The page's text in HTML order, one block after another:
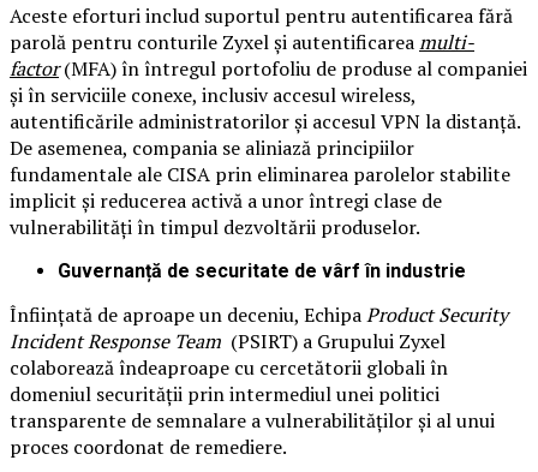
Aceste eforturi includ suportul pentru autentificarea fără
parolă pentru conturile Zyxel și autentificareamulti-
factor(MFA) în întregul portofoliu de produse al companiei
și în serviciile conexe, inclusiv accesul wireless,
autentificările administratorilor și accesul VPN la distanță.
De asemenea, compania se aliniază principiilor
fundamentale ale CISA prin eliminarea parolelor stabilite
implicit și reducerea activă a unor întregi clase de
vulnerabilități în timpul dezvoltării produselor.
Guvernanță de securitate de vârf în industrie
Înființată de aproape un deceniu, EchipaProduct Security
Incident Response Team (PSIRT) a Grupului Zyxel
colaborează îndeaproape cu cercetătorii globali în
domeniul securității prin intermediul unei politici
transparente de semnalare a vulnerabilităților și al unui
proces coordonat de remediere.